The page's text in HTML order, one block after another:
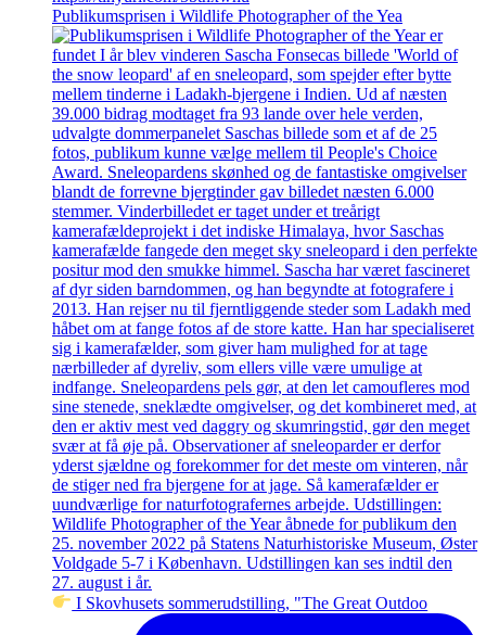
Publikumsprisen i Wildlife Photographer of the Yea
I Skovhusets sommerudstilling, "The Great Outdoo